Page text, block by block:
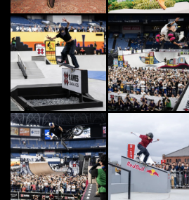
6 [PR]
ーツの魅
チ」の歴
7
Dancing
ジャクソ